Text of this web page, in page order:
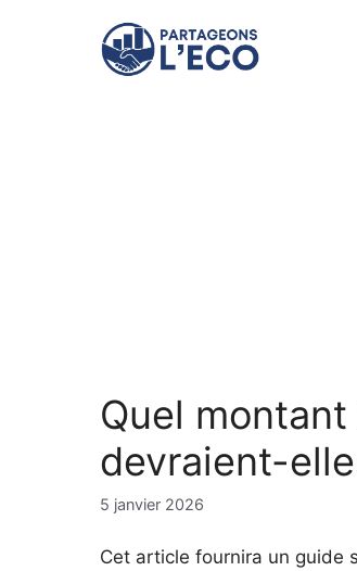
Quel
devraient-
5 janvier 2026
Cet article fournira un guide